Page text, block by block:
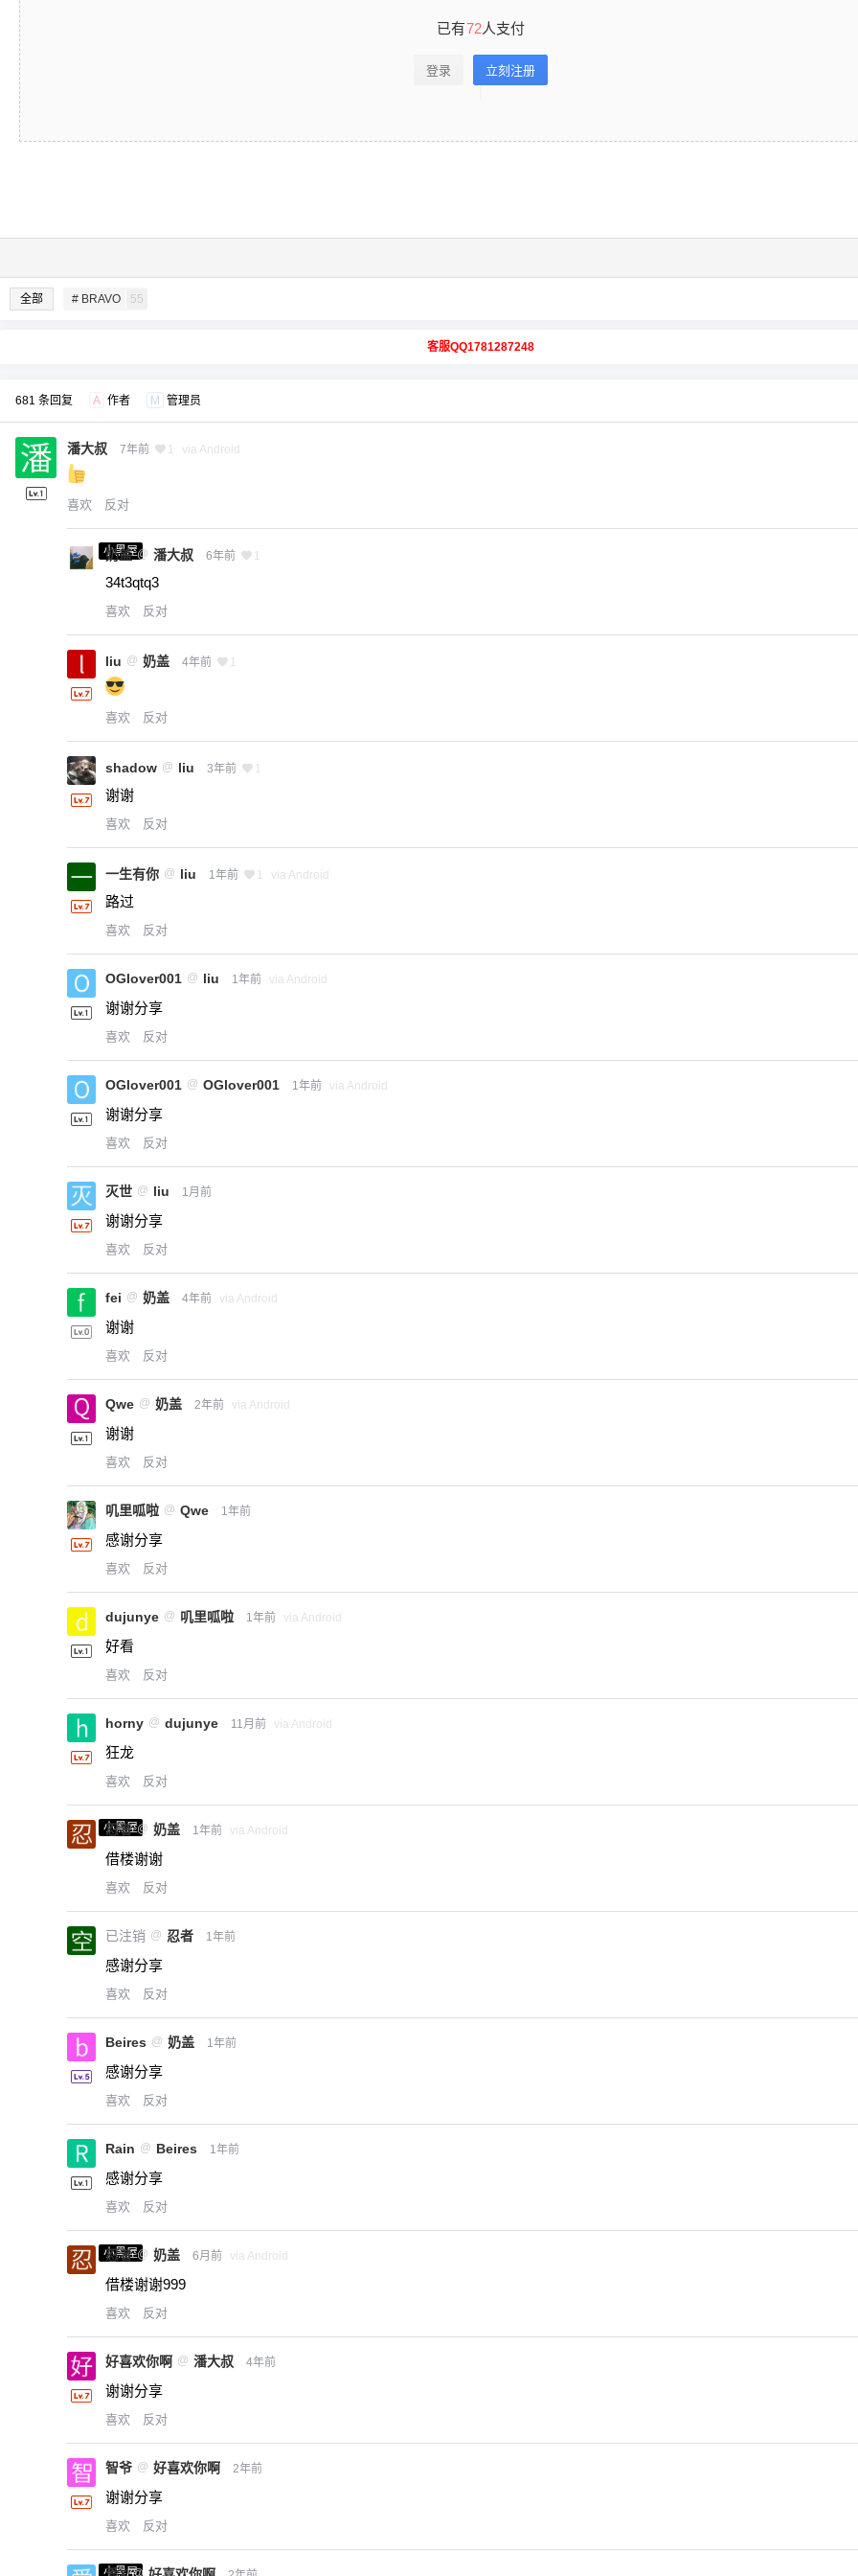
已有72人支付
登录 立刻注册
全部 # BRAVO 55
当前隐藏内容需要支付100熊币 已有72人支付 登
客服QQ1781287248
681 条回复 A 作者 M 管理员
潘大叔 7年前 1 via Android
喜欢 反对
小黑屋
奶盖 @ 潘大叔 6年前 1
34t3qtq3
喜欢 反对
liu @ 奶盖 4年前 1
喜欢 反对
shadow @ liu 3年前 1
谢谢
喜欢 反对
一生有你 @ liu 1年前 1 via Android
路过
喜欢 反对
OGlover001 @ liu 1年前 via Android
谢谢分享
喜欢 反对
OGlover001 @ OGlover001 1年前 via Android
谢谢分享
喜欢 反对
灭世 @ liu 1月前
谢谢分享
喜欢 反对
fei @ 奶盖 4年前 via Android
谢谢
喜欢 反对
Qwe @ 奶盖 2年前 via Android
谢谢
喜欢 反对
叽里呱啦 @ Qwe 1年前
感谢分享
喜欢 反对
dujunye @ 叽里呱啦 1年前 via Android
好看
喜欢 反对
horny @ dujunye 11月前 via Android
狂龙
喜欢 反对
小黑屋
忍者 @ 奶盖 1年前 via Android
借楼谢谢
喜欢 反对
已注销 @ 忍者 1年前
感谢分享
喜欢 反对
Beires @ 奶盖 1年前
感谢分享
喜欢 反对
Rain @ Beires 1年前
感谢分享
喜欢 反对
小黑屋
忍者 @ 奶盖 6月前 via Android
借楼谢谢999
喜欢 反对
好喜欢你啊 @ 潘大叔 4年前
谢谢分享
喜欢 反对
智爷 @ 好喜欢你啊 2年前
谢谢分享
喜欢 反对
小黑屋@
限。